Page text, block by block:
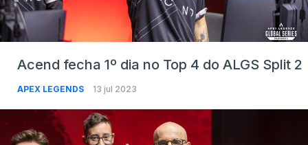
Acend fecha 1º dia no Top 4 do ALGS Split 2
APEX LEGENDS 13 jul 2023